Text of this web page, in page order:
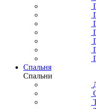
Спальня
Спальни